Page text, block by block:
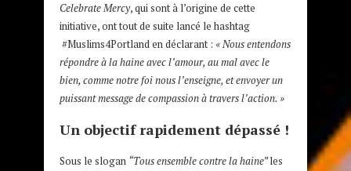
Celebrate Mercy, qui sont à l’origine de cette
initiative, ont tout de suite lancé le hashtag
#Muslims4Portland en déclarant : « Nous entendons
répondre à la haine avec l’amour, au mal avec le
bien, comme notre foi nous l’enseigne, et envoyer un
puissant message de compassion à travers l’action. »
Un objectif rapidement dépassé !
Sous le slogan “Tous ensemble contre la haine”les